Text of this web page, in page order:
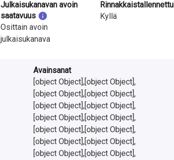
Julkaisukanavan avoin
saatavuus
Osittain avoin
julkaisukanava
Rinnakkaistallennettu
Kyllä
Avainsanat
[object Object],[object Object],
[object Object],[object Object],
[object Object],[object Object],
[object Object],[object Object],
[object Object],[object Object],
[object Object],[object Object],
[object Object],[object Object],